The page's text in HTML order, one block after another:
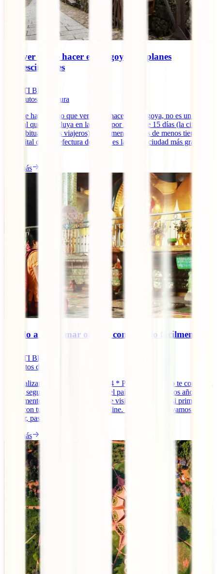
Qué ver y qué hacer en Nagoya: 10 planes
imprescindibles
IATI Blog
minutos de lectura
Aunque hay mucho que ver y que hacer en Nagoya, no es un lugar
habitual que se incluya en las rutas por Japón de 15 días (la cifra
más habitual de los viajeros) y aún menos en las de menos tiempo.
La capital de la prefectura de Aichi es la cuarta ciudad más grande
Leer más
Visado a Myanmar online: conseguirlo fácilmente
IATI Blog
minutos de lectura
* Actualizando a diciembre de 2024 * Pese a que, como te contamos
en ¿Es seguro viajar a Myanmar?, el país lleva ya muchos años en
un momento complicado, es posible visitarlo de nuevo si primero te
haces con tu visado a Myanmar online. En esta guía te vamos a
mostrar, paso a paso, cómo [...]
Leer más